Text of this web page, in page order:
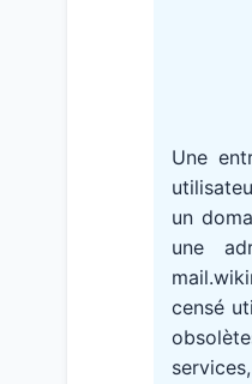
Une
un
une
censé